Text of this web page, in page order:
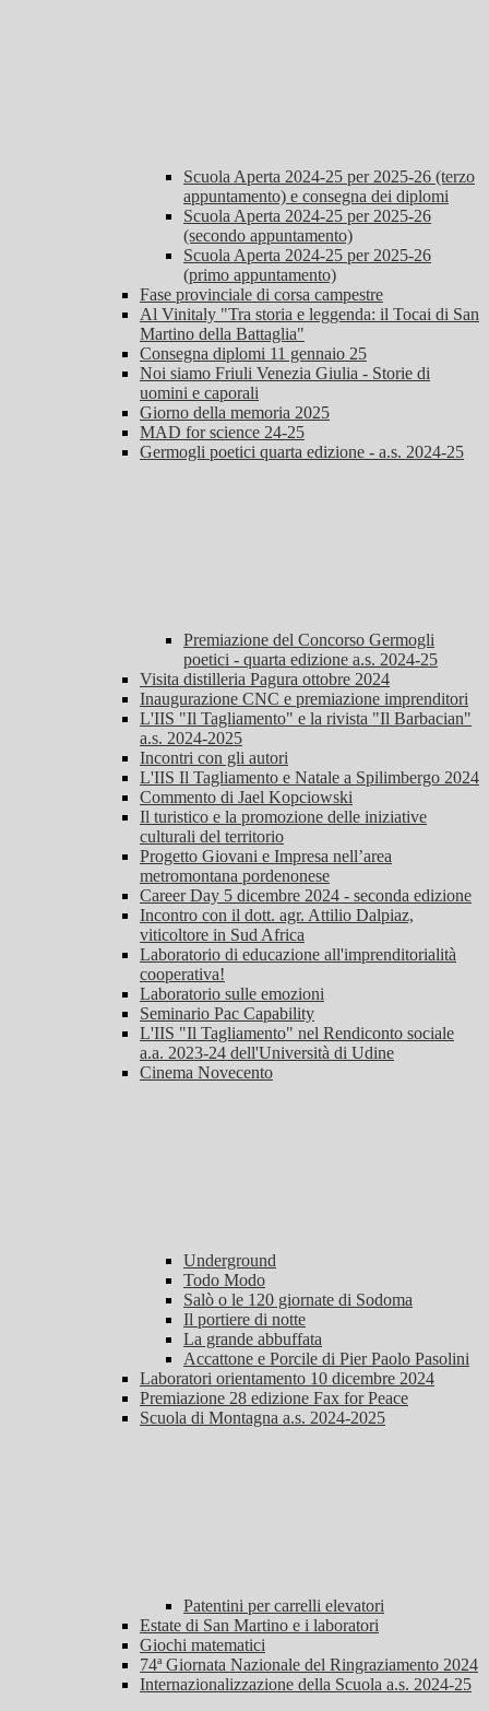
Scuola Aperta 2024-25 per 2025-26 (terzo
appuntamento) e consegna dei diplomi
Scuola Aperta 2024-25 per 2025-26
(secondo appuntamento)
Scuola Aperta 2024-25 per 2025-26
(primo appuntamento)
Fase provinciale di corsa campestre
Al Vinitaly "Tra storia e leggenda: il Tocai di San
Martino della Battaglia"
Consegna diplomi 11 gennaio 25
Noi siamo Friuli Venezia Giulia - Storie di
uomini e caporali
Giorno della memoria 2025
MAD for science 24-25
Germogli poetici quarta edizione - a.s. 2024-25
Premiazione del Concorso Germogli
poetici - quarta edizione a.s. 2024-25
Visita distilleria Pagura ottobre 2024
Inaugurazione CNC e premiazione imprenditori
L'IIS "Il Tagliamento" e la rivista "Il Barbacian"
a.s. 2024-2025
Incontri con gli autori
L'IIS Il Tagliamento e Natale a Spilimbergo 2024
Commento di Jael Kopciowski
Il turistico e la promozione delle iniziative
culturali del territorio
Progetto Giovani e Impresa nell’area
metromontana pordenonese
Career Day 5 dicembre 2024 - seconda edizione
Incontro con il dott. agr. Attilio Dalpiaz,
viticoltore in Sud Africa
Laboratorio di educazione all'imprenditorialità
cooperativa!
Laboratorio sulle emozioni
Seminario Pac Capability
L'IIS "Il Tagliamento" nel Rendiconto sociale
a.a. 2023-24 dell'Università di Udine
Cinema Novecento
Underground
Todo Modo
Salò o le 120 giornate di Sodoma
Il portiere di notte
La grande abbuffata
Accattone e Porcile di Pier Paolo Pasolini
Laboratori orientamento 10 dicembre 2024
Premiazione 28 edizione Fax for Peace
Scuola di Montagna a.s. 2024-2025
Patentini per carrelli elevatori
Estate di San Martino e i laboratori
Giochi matematici
74ª Giornata Nazionale del Ringraziamento 2024
Internazionalizzazione della Scuola a.s. 2024-25